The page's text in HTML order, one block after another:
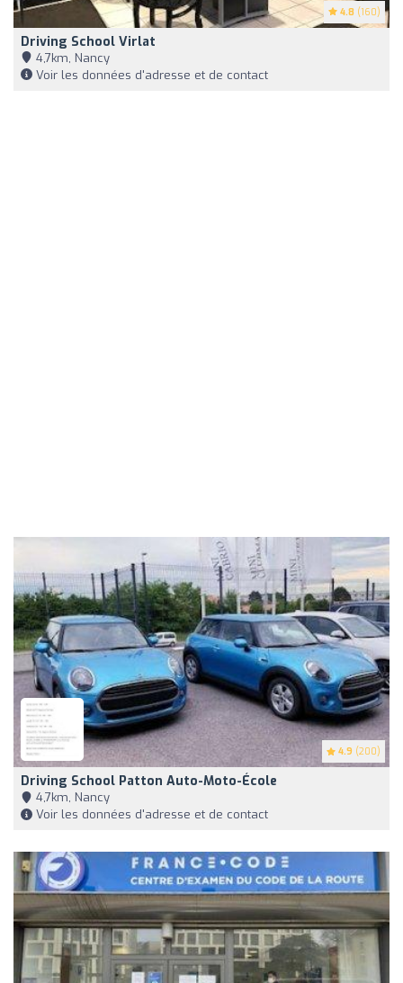
4.8 (160)
Driving School Virlat
4,7km, Nancy
Voir les données d'adresse et de contact
4.9 (200)
Driving School Patton Auto-Moto-École
4,7km, Nancy
Voir les données d'adresse et de contact